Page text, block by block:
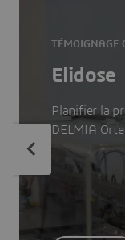
TÉMOIGNAGE
Elidose
Planifier la
DELMIA